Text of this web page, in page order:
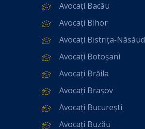
Avocați Bacău
Avocați Bihor
Avocați Bistrița-Năsăud
Avocați Botoșani
Avocați Brăila
Avocați Brașov
Avocați București
Avocați Buzău